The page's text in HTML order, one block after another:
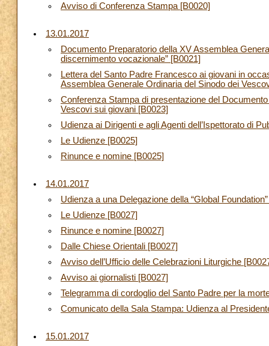
Avviso di Conferenza Stampa [B0020]
13.01.2017
Documento Preparatorio della XV Assemblea
discernimento vocazionale” [B0021]
Lettera del Santo Padre Francesco ai giovani in
Assemblea Generale Ordinaria del Sinodo dei
Conferenza Stampa di presentazione del
Vescovi sui giovani [B0023]
Udienza ai Dirigenti e agli Agenti dell’Ispettorato di
Le Udienze [B0025]
Rinunce e nomine [B0025]
14.01.2017
Udienza a una Delegazione della “Global
Le Udienze [B0027]
Rinunce e nomine [B0027]
Dalle Chiese Orientali [B0027]
Avviso dell’Ufficio delle Celebrazioni Liturgiche
Avviso ai giornalisti [B0027]
Telegramma di cordoglio del Santo Padre per la
Comunicato della Sala Stampa: Udienza al
15.01.2017